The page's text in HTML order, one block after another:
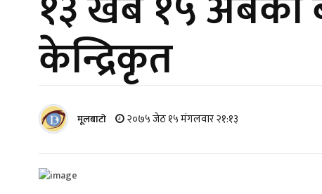
केन्द्रिकृत
मूलबाटाे २०७५ जेठ १५ मंगलवार २१:१३